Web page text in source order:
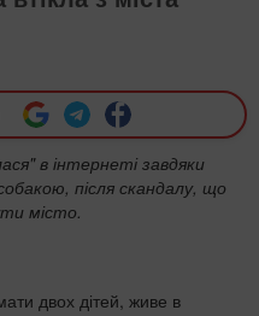
в інтернеті завдяки
після скандалу, що
місто.
двох дітей, живе в